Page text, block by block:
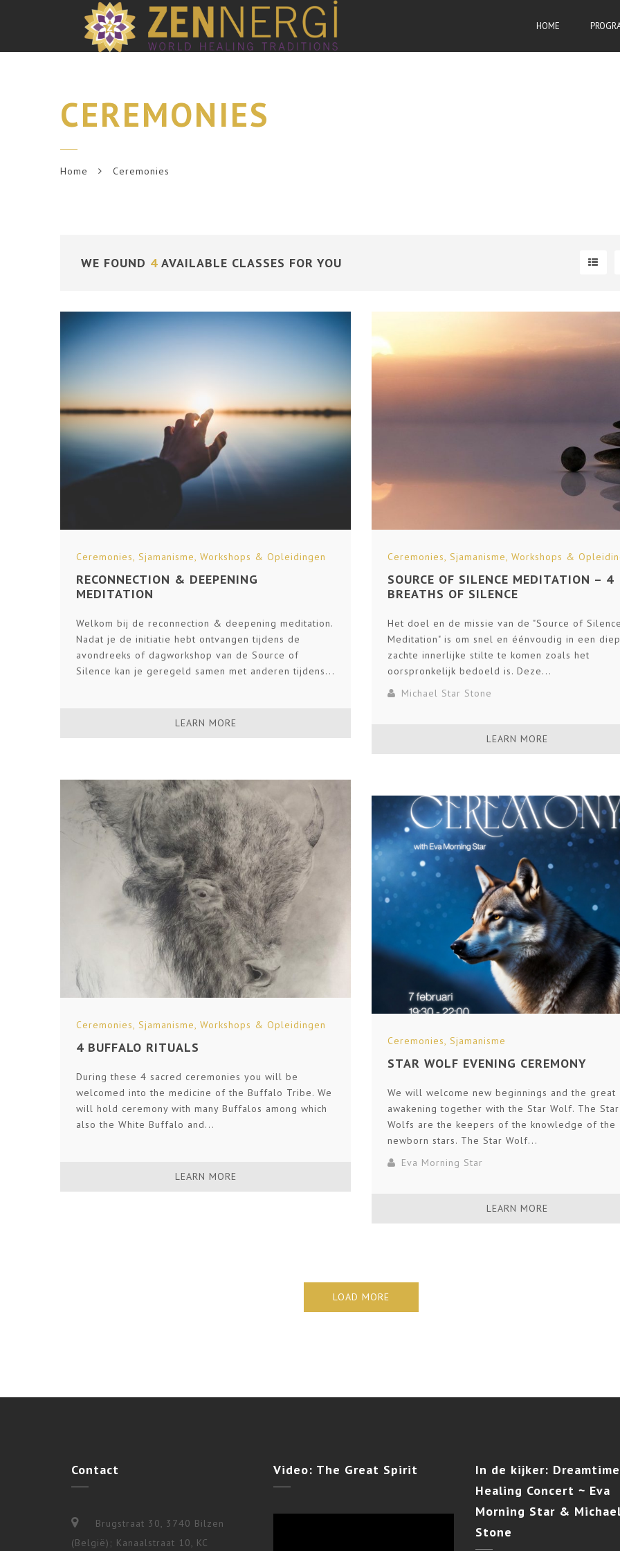
HOME
CEREMONIES
Home Ceremonies
WE FOUND 4 AVAILABLE CLASSES FOR YOU
Ceremonies Sjamanisme Workshops & Opleidingen
RECONNECTION & DEEPENING
MEDITATION
Welkom bij de reconnection & deepening meditation.
Nadat je de initiatie hebt ontvangen tijdens de
avondreeks of dagworkshop van de Source of
Silence kan je geregeld samen met anderen tijdens...
LEARN MORE
Ceremonies Sjamanisme Workshops &
SOURCE OF SILENCE MEDITATION – 4
BREATHS OF SILENCE
Het doel en de missie van de "Source of
Meditation" is om snel en éénvoudig in een
zachte innerlijke stilte te komen zoals het
oorspronkelijk bedoeld is. Deze...
Michael Star Stone
LEARN MORE
Ceremonies Sjamanisme Workshops & Opleidingen
4 BUFFALO RITUALS
During these 4 sacred ceremonies you will be
welcomed into the medicine of the Buffalo Tribe. We
will hold ceremony with many Buffalos among which
also the White Buffalo and...
LEARN MORE
Ceremonies Sjamanisme
STAR WOLF EVENING CEREMONY
We will welcome new beginnings and the great
awakening together with the Star Wolf. The Star
Wolfs are the keepers of the knowledge of the
newborn stars. The Star Wolf...
Eva Morning Star
LEARN MORE
LOAD MORE
Contact
Brugstraat 30, 3740 Bilzen
(België); Kanaalstraat 10, KC
Video: The Great Spirit In de kijker: Dreamtime
Healing Concert ~ Eva
Morning Star &
Stone